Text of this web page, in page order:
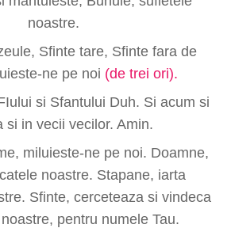
noastre.
Sfinte tare, Sfinte fara de
ne pe noi (de trei ori).
si Sfantului Duh. Si acum si
si in vecii vecilor. Amin.
miluieste-ne pe noi. Doamne,
noastre. Stapane, iarta
Sfinte, cerceteaza si vindeca
pentru numele Tau.